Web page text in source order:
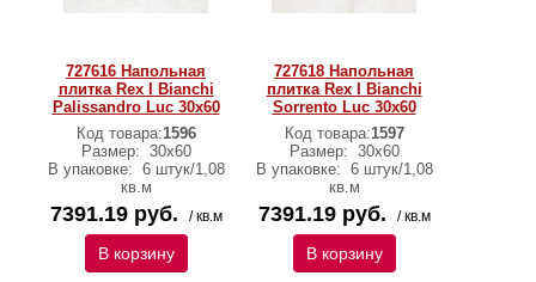
727616 Напольная
плитка Rex I Bianchi
Palissandro Luc 30x60
Код товара:1596
Размер: 30x60
В упаковке: 6 штук/1,08
кв.м
7391.19 руб. / кв.м
В корзину
727618 Напольная
плитка Rex I Bianchi
Sorrento Luc 30x60
Код товара:1597
Размер: 30x60
В упаковке: 6 штук/1,08
кв.м
7391.19 руб. / кв.м
В корзину